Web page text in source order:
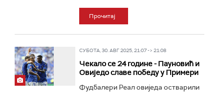
Прочитај
СУБОТА, 30. АВГ 2025, 21:07 -> 21:08
Чекало се 24 године - Пауновић и
Овиједо славе победу у Примери
Фудбалери Реал овиједа остварили